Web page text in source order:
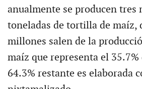
anualmente se producen tres
toneladas de tortilla de maíz,
millones salen de la
maíz que representa el
64.3% restante es elaborada